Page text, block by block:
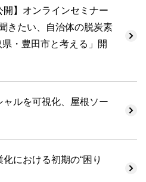
開】オンラインセミナー
きたい、自治体の脱炭素
・豊田市と考える」開
ャルを可視化、屋根ソー
における初期の“困り